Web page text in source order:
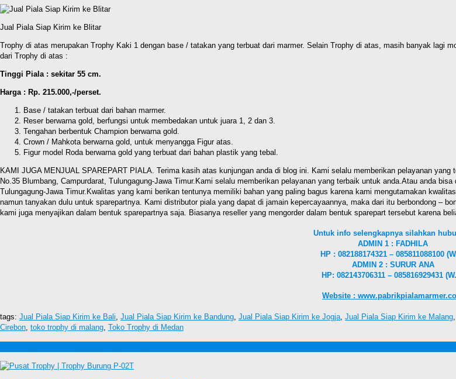
Jual Piala Siap Kirim ke Blitar
Trophy di atas merupakan Trophy Kaki 1 dengan base / tatakan yang terbuat dari marmer. Selain Trophy di atas, masih banyak lagi
dari Trophy di atas :
Tinggi Piala : sekitar 55 cm.
Harga : Rp. 215.000,-/perset.
Base / tatakan terbuat dari bahan marmer.
Reser berwarna gold, berfungsi untuk membedakan untuk juara 1, 2 dan 3.
Tengahan berbentuk Champion berwarna gold.
Crown / Mahkota berwarna gold, untuk menyangga Figur atas.
Figur model Roda berwarna gold yang terbuat dari bahan plastik yang tebal.
KAMI JUGA MENJUAL SPAREPART PIALA. Terima kasih atas kunjungan anda di blog ini. Kami selalu memberikan pelayanan
No.35 Blumbang, Campurdarat, Tulungagung-Jawa Timur.Kami selalu memberikan pelayanan yang terbaik untuk anda.Atau anda
Tulungagung-Jawa Timur.Kwalitas yang kami berikan tentunya memiliki bahan yang paling bagus karena kami mengutamakan
namun tanyakan dulu untuk sparepartnya. Kami distributor piala yang dapat di jamain kepercayaannya, maka dari itu berbondong –
kami juga menyajikan dalam bentuk sparepartnya saja. Biasanya reseller yang mengorder dalam bentuk sparepart tersebut karena
Untuk info selengkapnya silahkan
ADMIN 1 : FADHILA
HP : 082188174321 – 085811088100
ADMIN 2 : SURUR ANA
HP: 082143706311 – 085816929431
Website :
tags: Jual Piala Siap Kirim ke Bali Jual Piala Siap Kirim ke Bandung Jual Piala Siap Kirim ke Jogja Jual Piala Siap Kirim ke Malang
Cirebon toko trophy di malang Toko Trophy di Medan